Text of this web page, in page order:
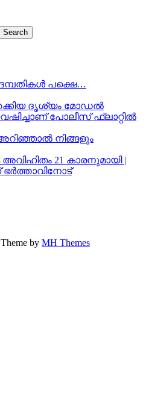
Search
പക്ഷെ…
ദൃശ്യം മോഡല്‍
പോലീസ് ഫ്ലാറ്റിൽ
നിങ്ങളും
അവിഹിതം 21 കാരനുമായി |
by MH Themes